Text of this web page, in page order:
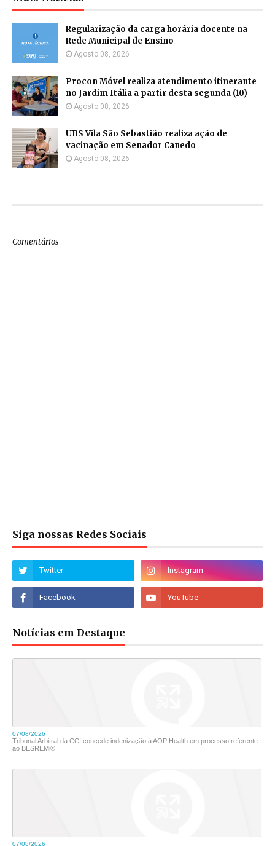
Regularização da carga horária docente na
Rede Municipal de Ensino
Agosto 08, 2026
Procon Móvel realiza atendimento itinerante
no Jardim Itália a partir desta segunda (10)
Agosto 08, 2026
UBS Vila São Sebastião realiza ação de
vacinação em Senador Canedo
Agosto 08, 2026
Comentários
Siga nossas Redes Sociais
Notícias em Destaque